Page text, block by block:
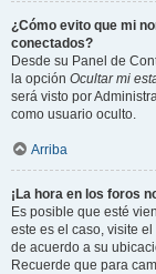
¿Cómo evito que mi
conectados?
Desde su Panel de
la opción Ocultar mi
será visto por
como usuario oculto.
Arriba
¡La hora en los foros
Es posible que esté
este es el caso, visite
de acuerdo a su
Recuerde que para